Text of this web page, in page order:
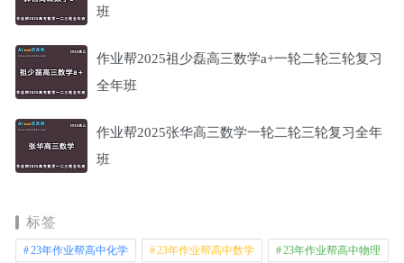
班
作业帮2025祖少磊高三数学a+一轮二轮三轮复习
全年班
作业帮2025张华高三数学一轮二轮三轮复习全年
班
标签
23年作业帮高中化学 23年作业帮高中数学 23年作业帮高中物理